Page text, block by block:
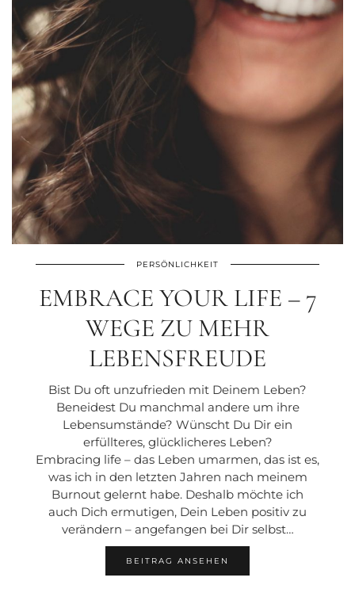
PERSÖNLICHKEIT
EMBRACE YOUR LIFE – 7
WEGE ZU MEHR
LEBENSFREUDE
Bist Du oft unzufrieden mit Deinem Leben?
Beneidest Du manchmal andere um ihre
Lebensumstände? Wünscht Du Dir ein
erfüllteres, glücklicheres Leben?
Embracing life – das Leben umarmen, das ist es,
was ich in den letzten Jahren nach meinem
Burnout gelernt habe. Deshalb möchte ich
auch Dich ermutigen, Dein Leben positiv zu
verändern – angefangen bei Dir selbst…
BEITRAG ANSEHEN